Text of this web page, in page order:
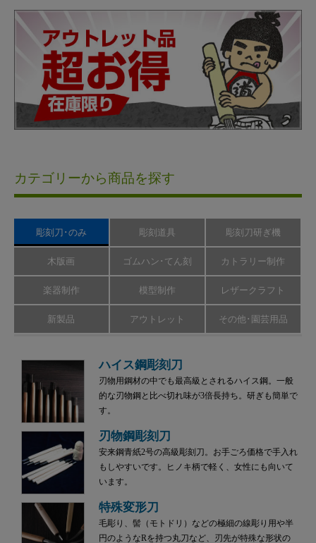
カテゴリーから商品を探す
彫刻刀･のみ 彫刻道具 彫刻刀研ぎ機
木版画 ゴムハン･てん刻 カトラリー制作
楽器制作 模型制作 レザークラフト
新製品 アウトレット その他･園芸用品
ハイス鋼彫刻刀
刃物用鋼材の中でも最高級とされるハイス鋼。一般
的な刃物鋼と比べ切れ味が3倍長持ち。研ぎも簡単で
す。
刃物鋼彫刻刀
安来鋼青紙2号の高級彫刻刀。お手ごろ価格で手入れ
もしやすいです。ヒノキ柄で軽く、女性にも向いて
います。
特殊変形刀
毛彫り、髻（モトドリ）などの極細の線彫り用や半
円のようなRを持つ丸刀など、刃先が特殊な形状の